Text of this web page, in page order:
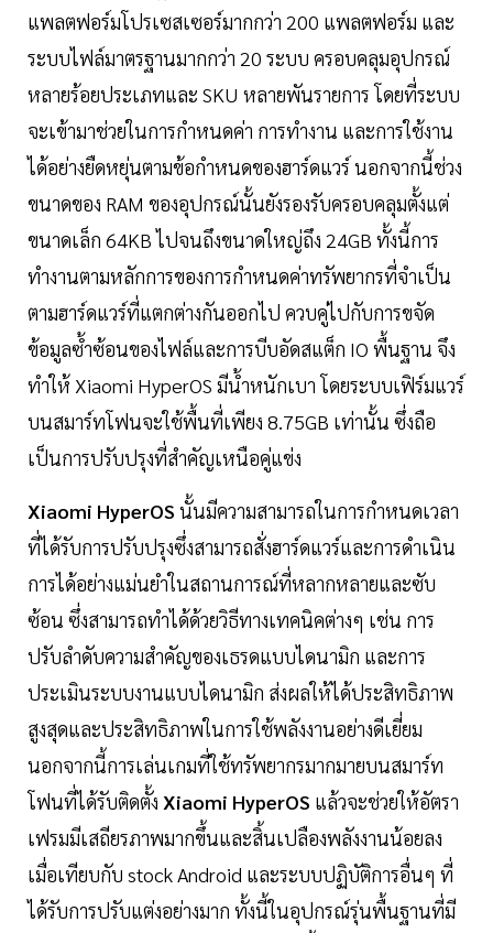
แพลตฟอร์มโปรเซสเซอร์มากกว่า 200 แพลตฟอร์ม และ
ระบบไฟล์มาตรฐานมากกว่า 20 ระบบ ครอบคลุมอุปกรณ์
หลายร้อยประเภทและ SKU หลายพันรายการ โดยที่ระบบ
จะเข้ามาช่วยในการกำหนดค่า การทำงาน และการใช้งาน
ได้อย่างยืดหยุ่นตามข้อกำหนดของฮาร์ดแวร์ นอกจากนี้ช่วง
ขนาดของ RAM ของอุปกรณ์นั้นยังรองรับครอบคลุมตั้งแต่
ขนาดเล็ก 64KB ไปจนถึงขนาดใหญ่ถึง 24GB ทั้งนี้การ
ทำงานตามหลักการของการกำหนดค่าทรัพยากรที่จำเป็น
ตามฮาร์ดแวร์ที่แตกต่างกันออกไป ควบคู่ไปกับการขจัด
ข้อมูลซ้ำซ้อนของไฟล์และการบีบอัดสแต็ก IO พื้นฐาน จึง
ทำให้ Xiaomi HyperOS มีน้ำหนักเบา โดยระบบเฟิร์มแวร์
บนสมาร์ทโฟนจะใช้พื้นที่เพียง 8.75GB เท่านั้น ซึ่งถือ
เป็นการปรับปรุงที่สำคัญเหนือคู่แข่ง
Xiaomi HyperOS นั้นมีความสามารถในการกำหนดเวลา
ที่ได้รับการปรับปรุงซึ่งสามารถสั่งฮาร์ดแวร์และการดำเนิน
การได้อย่างแม่นยำในสถานการณ์ที่หลากหลายและซับ
ซ้อน ซึ่งสามารถทำได้ด้วยวิธีทางเทคนิคต่างๆ เช่น การ
ปรับลำดับความสำคัญของเธรดแบบไดนามิก และการ
ประเมินระบบงานแบบไดนามิก ส่งผลให้ได้ประสิทธิภาพ
สูงสุดและประสิทธิภาพในการใช้พลังงานอย่างดีเยี่ยม
นอกจากนี้การเล่นเกมที่ใช้ทรัพยากรมากมายบนสมาร์ท
โฟนที่ได้รับติดตั้ง Xiaomi HyperOS แล้วจะช่วยให้อัตรา
เฟรมมีเสถียรภาพมากขึ้นและสิ้นเปลืองพลังงานน้อยลง
เมื่อเทียบกับ stock Android และระบบปฏิบัติการอื่นๆ ที่
ได้รับการปรับแต่งอย่างมาก ทั้งนี้ในอุปกรณ์รุ่นพื้นฐานที่มี